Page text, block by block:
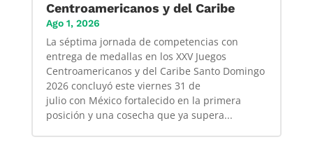
Centroamericanos y del Caribe
Ago 1, 2026
La séptima jornada de competencias con
entrega de medallas en los XXV Juegos
Centroamericanos y del Caribe Santo Domingo
2026 concluyó este viernes 31 de
julio con México fortalecido en la primera
posición y una cosecha que ya supera...